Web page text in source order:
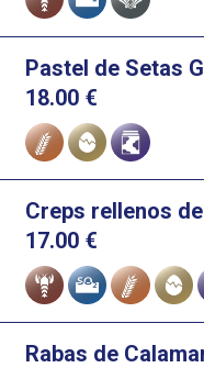
Pastel de Setas
18.00 €
Alérgenos
Creps rellenos
17.00 €
Alérgenos
Rabas de